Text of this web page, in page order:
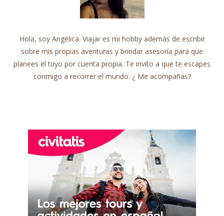
Hola, soy Angélica. Viajar es mi hobby además de escribir
sobre mis propias aventuras y brindar asesoría para que
planees el tuyo por cuenta propia. Te invito a que te escapes
conmigo a recorrer el mundo. ¿ Me acompañas?